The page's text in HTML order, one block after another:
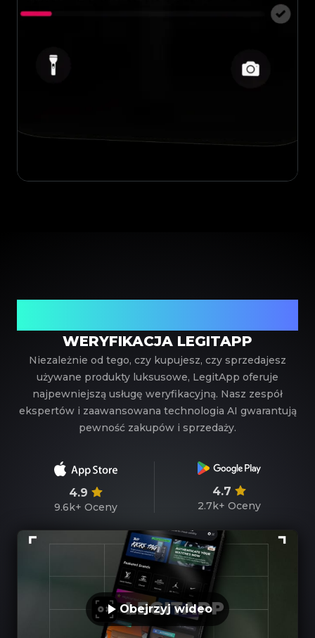
WERYFIKACJA LEGITAPP
Niezależnie od tego, czy kupujesz, czy sprzedajesz
używane produkty luksusowe, LegitApp oferuje
najpewniejszą usługę weryfikacyjną. Nasz zespół
ekspertów i zaawansowana technologia AI gwarantują
pewność zakupów i sprzedaży.
4.9
9.6k+ Oceny
4.7
2.7k+ Oceny
Obejrzyj wideo